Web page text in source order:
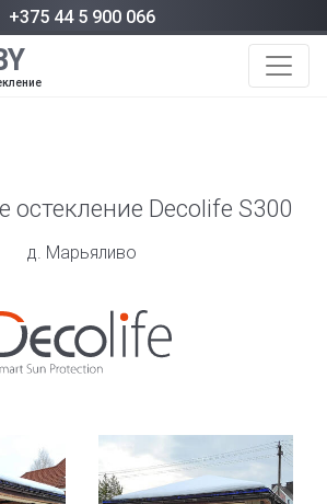
+375 44 5 900 066
остекление Decolife S300
д. Марьяливо